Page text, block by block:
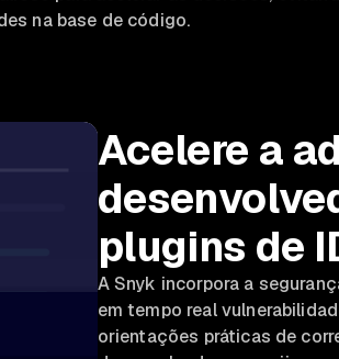
na base de código.
Acelere a
plugins de
A Snyk incorpora a
em tempo real
orientações práticas de